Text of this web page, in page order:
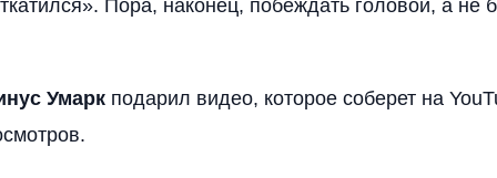
Пора, наконец, побеждать головой, а не
Умарк подарил видео, которое соберет на